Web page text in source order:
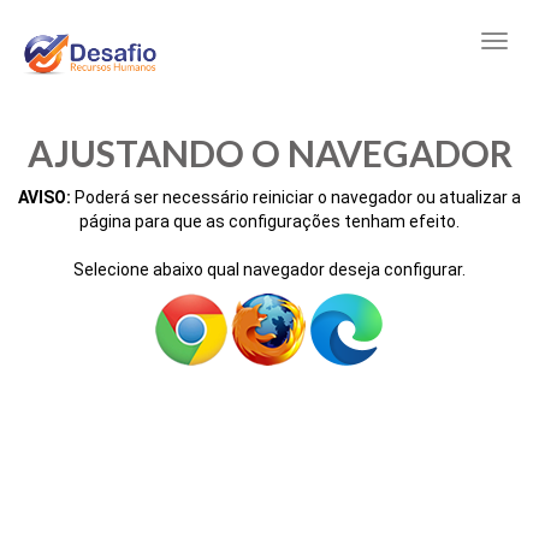
AJUSTANDO O NAVEGADOR
AVISO: Poderá ser necessário reiniciar o navegador ou atualizar a
página para que as configurações tenham efeito.
Selecione abaixo qual navegador deseja configurar.